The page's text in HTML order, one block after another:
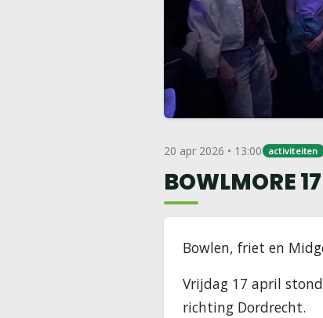
20 apr 2026 • 13:00 activiteiten
BOWLMORE
Bowlen, friet en
Vrijdag 17 april stond
richting Dordrecht.